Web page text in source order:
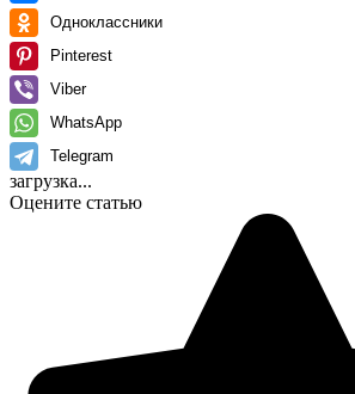
Одноклассники
Pinterest
Viber
WhatsApp
Telegram
загрузка...
Оцените статью